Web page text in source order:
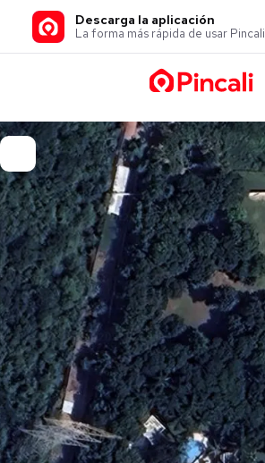
Descarga la aplicación
La forma más rápida de usar Pincali